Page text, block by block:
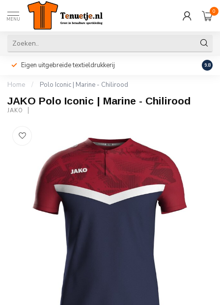
MENU
0
Eigen uitgebreide textieldrukkerij 9.8
Home / Polo Iconic | Marine - Chilirood
JAKO Polo Iconic | Marine - Chilirood
JAKO